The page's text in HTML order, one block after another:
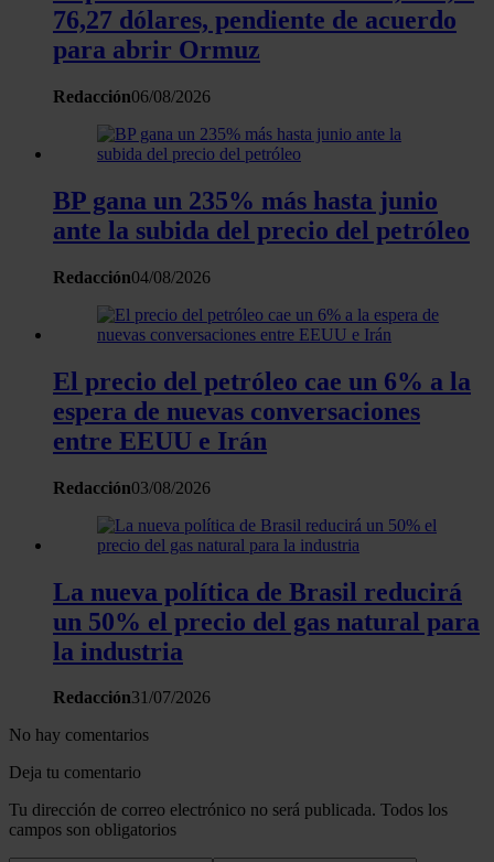
76,27 dólares, pendiente de acuerdo
para abrir Ormuz
Redacción06/08/2026
BP gana un 235% más hasta junio
ante la subida del precio del petróleo
Redacción04/08/2026
El precio del petróleo cae un 6% a la
espera de nuevas conversaciones
entre EEUU e Irán
Redacción03/08/2026
La nueva política de Brasil reducirá
un 50% el precio del gas natural para
la industria
Redacción31/07/2026
No hay comentarios
Deja tu comentario
Tu dirección de correo electrónico no será publicada. Todos los
campos son obligatorios